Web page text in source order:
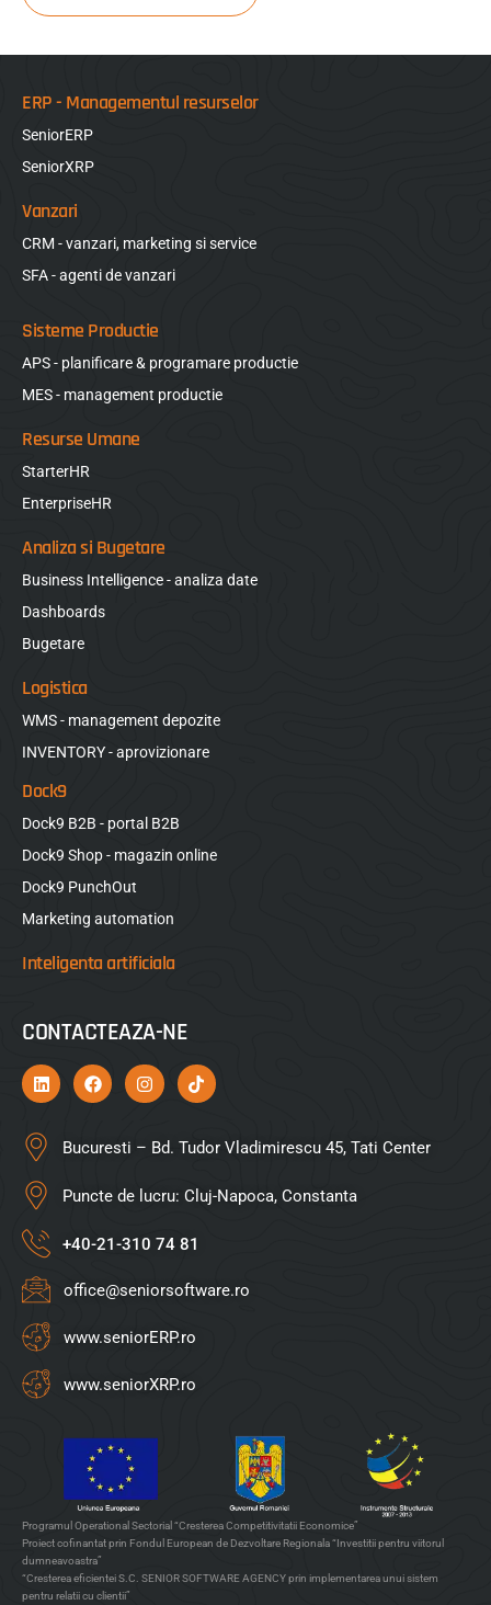
ERP - Managementul resurselor
SeniorERP
SeniorXRP
Vanzari
CRM - vanzari, marketing si service
SFA - agenti de vanzari
Sisteme Productie
APS - planificare & programare productie
MES - management productie
Resurse Umane
StarterHR
EnterpriseHR
Analiza si Bugetare
Business Intelligence - analiza date
Dashboards
Bugetare
Logistica
WMS - management depozite
INVENTORY - aprovizionare
Dock9
Dock9 B2B - portal B2B
Dock9 Shop - magazin online
Dock9 PunchOut
Marketing automation
Inteligenta artificiala
Programul Operational Sectorial “Cresterea Competitivitatii Economice”
Proiect cofinantat prin Fondul European de Dezvoltare Regionala “Investitii pentru viitorul
dumneavoastra”
“Cresterea eficientei S.C. SENIOR SOFTWARE AGENCY prin implementarea unui sistem
pentru relatii cu clientii”
CONTACTEAZA-NE
Bucuresti – Bd. Tudor Vladimirescu 45, Tati Center
Puncte de lucru: Cluj-Napoca, Constanta
+40-21-310 74 81
office@seniorsoftware.ro
www.seniorERP.ro
www.seniorXRP.ro